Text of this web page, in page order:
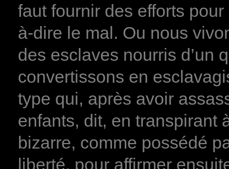
faut fournir des efforts pour
à-dire le mal. Ou nous
des esclaves nourris d’un
convertissons en
type qui, après avoir
enfants, dit, en transpirant
bizarre, comme possédé
liberté, pour affirmer